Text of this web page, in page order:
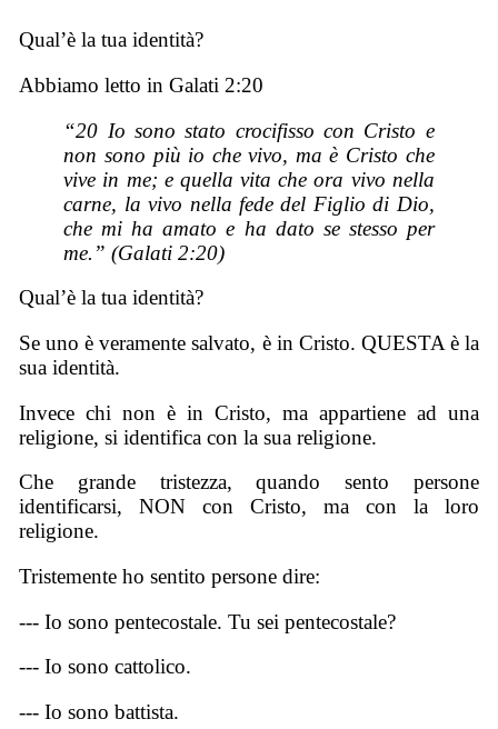
Qual’è la tua identità?
Abbiamo letto in Galati 2:20
“20 Io sono stato crocifisso con Cristo e
non sono più io chevivo, maè Cristo che
vive in me; e quellavita che ora vivo nella
carne, la vivo nella fede del Figlio di Dio,
che mi ha amato e ha dato se stesso per
me.” (Galati 2:20)
Qual’è la tua identità?
Se uno è veramente salvato, è in Cristo. QUESTA è la
sua identità.
Invece chi non è in Cristo, ma appartiene ad una
religione, si identifica con la sua religione.
Che grande tristezza, quando sento persone
identificarsi, NON con Cristo, ma con la loro
religione.
Tristemente ho sentito persone dire:
--- Io sono pentecostale. Tu sei pentecostale?
--- Io sono cattolico.
--- Io sono battista.